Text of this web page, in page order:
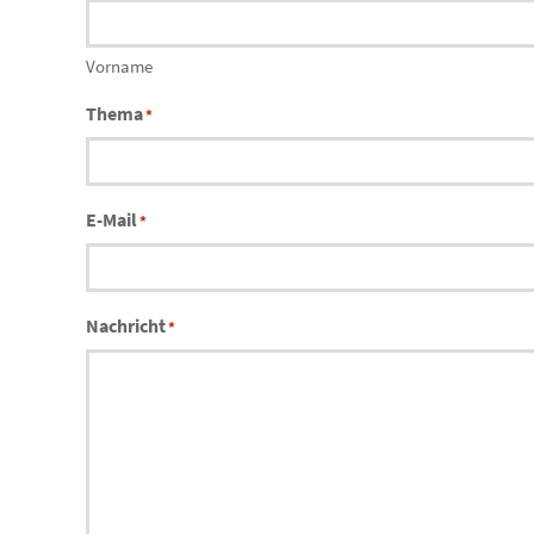
Vorname
Thema*
E-Mail*
Nachricht*